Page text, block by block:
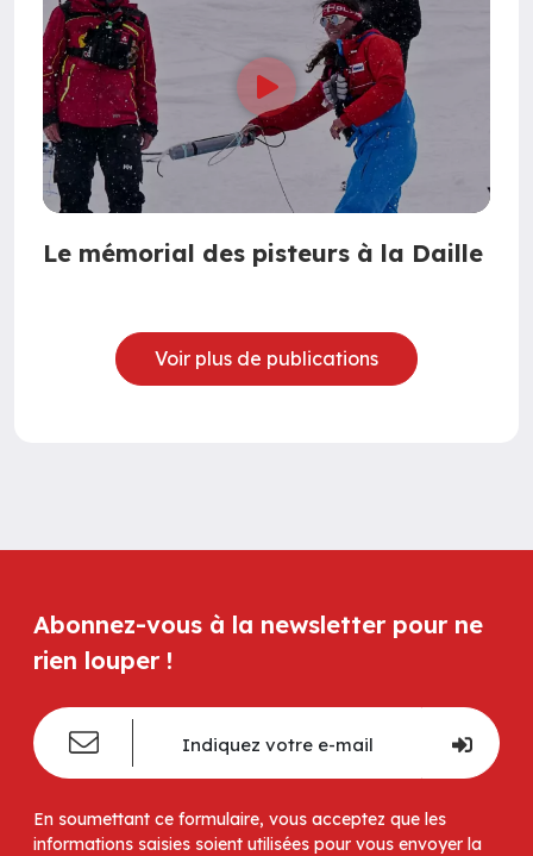
Le mémorial des pisteurs à la Daille
Voir plus de publications
Abonnez-vous à la newsletter pour ne
rien louper !
En soumettant ce formulaire, vous acceptez que les
informations saisies soient utilisées pour vous envoyer la